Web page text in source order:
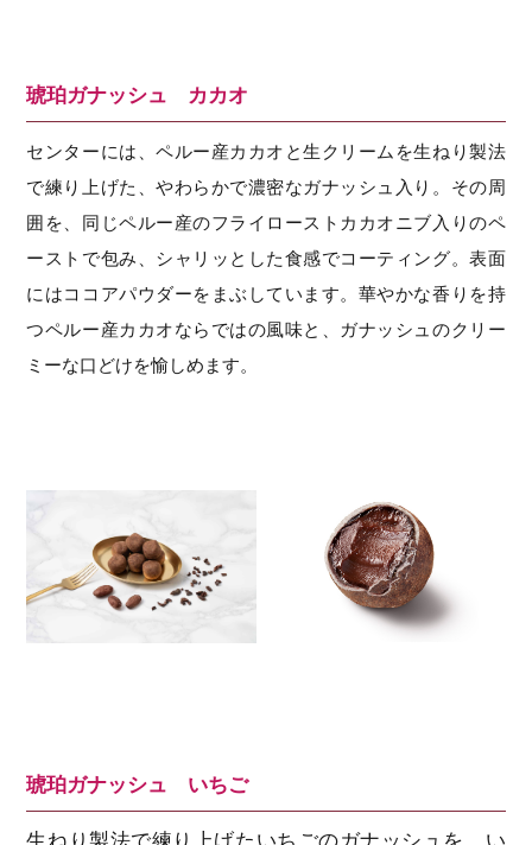
琥珀ガナッシュ カカオ
センターには、ペルー産カカオと生クリームを生ねり製法
で練り上げた、やわらかで濃密なガナッシュ入り。その周
囲を、同じペルー産のフライローストカカオニブ入りのペ
ーストで包み、シャリッとした食感でコーティング。表面
にはココアパウダーをまぶしています。華やかな香りを持
つペルー産カカオならではの風味と、ガナッシュのクリー
ミーな口どけを愉しめます。
琥珀ガナッシュ いちご